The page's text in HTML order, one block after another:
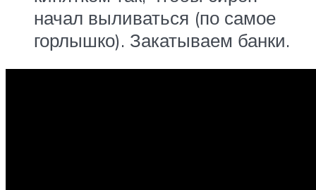
начал выливаться (по самое
горлышко). Закатываем банки.